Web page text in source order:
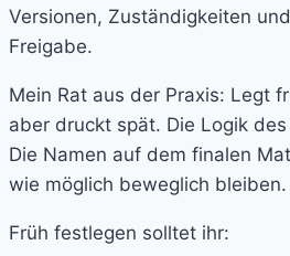
Versionen, Zuständigkeiten
Freigabe.
Mein Rat aus der Praxis: Legt
aber druckt spät. Die Logik
Die Namen auf dem finalen
wie möglich beweglich bleiben.
Früh festlegen solltet ihr: